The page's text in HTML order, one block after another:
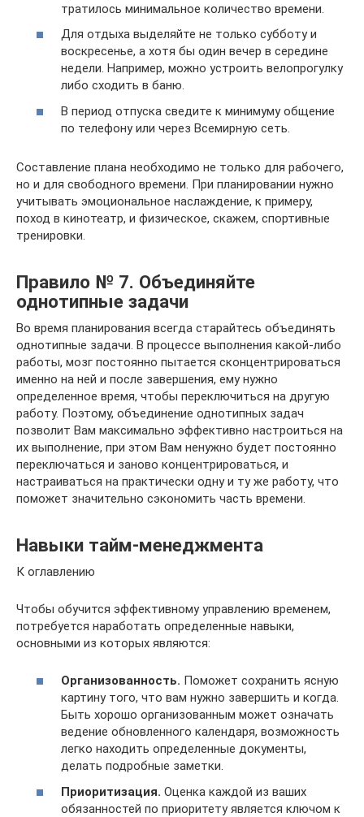
тратилось минимальное количество времени.
Для отдыха выделяйте не только субботу и
воскресенье, а хотя бы один вечер в середине
недели. Например, можно устроить велопрогулку
либо сходить в баню.
В период отпуска сведите к минимуму общение
по телефону или через Всемирную сеть.
Составление плана необходимо не только для рабочего,
но и для свободного времени. При планировании нужно
учитывать эмоциональное наслаждение, к примеру,
поход в кинотеатр, и физическое, скажем, спортивные
тренировки.
Правило № 7. Объединяйте
однотипные задачи
Во время планирования всегда старайтесь объединять
однотипные задачи. В процессе выполнения какой-либо
работы, мозг постоянно пытается сконцентрироваться
именно на ней и после завершения, ему нужно
определенное время, чтобы переключиться на другую
работу. Поэтому, объединение однотипных задач
позволит Вам максимально эффективно настроиться на
их выполнение, при этом Вам ненужно будет постоянно
переключаться и заново концентрироваться, и
настраиваться на практически одну и ту же работу, что
поможет значительно сэкономить часть времени.
Навыки тайм-менеджмента
К оглавлению
Чтобы обучится эффективному управлению временем,
потребуется наработать определенные навыки,
основными из которых являются:
Организованность. Поможет сохранить ясную
картину того, что вам нужно завершить и когда.
Быть хорошо организованным может означать
ведение обновленного календаря, возможность
легко находить определенные документы,
делать подробные заметки.
Приоритизация. Оценка каждой из ваших
обязанностей по приоритету является ключом к